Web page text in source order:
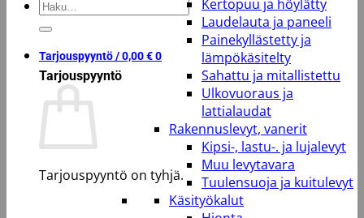
Etsi:
Tarjouspyyntö /0,00€0
Tarjouspyyntö
Tarjouspyyntö on tyhjä.
Kertopuu ja höylätty
Laudelauta ja paneeli
Painekyllästetty ja
lämpökäsitelty
Sahattu ja mitallistettu
Ulkovuoraus ja
lattialaudat
Rakennuslevyt, vanerit
Kipsi-, lastu-. ja lujalevyt
Muu levytavara
Tuulensuoja ja kuitulevyt
Käsityökalut